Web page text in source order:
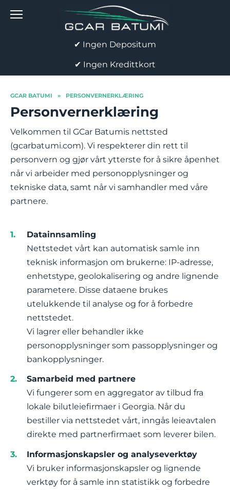
✔ Ingen Depositum
✔ Ingen Kredittkort
GCAR BATUMI » PERSONVERNERKLÆRING
Personvernerklæring
Velkommen til GCar Batumis nettsted
(gcarbatumi.com). Vi respekterer din rett til
personvern og gjør vårt ytterste for å sikre åpenhet
når vi arbeider med personopplysninger og
tekniske data, samt når vi samhandler med våre
partnere.
Datainnsamling
Nettstedet vårt kan automatisk samle inn
teknisk informasjon om brukerne: IP-adresse,
enhetstype, geolokalisering og andre lignende
parametere. Disse dataene brukes
utelukkende til analyse og for å forbedre
nettstedet.
Vi lagrer eller behandler ikke
personopplysninger som passopplysninger og
bankopplysninger.
Samarbeid med partnere
Vi fungerer som en aggregator av tilbud fra
lokale bilutleiefirmaer i Georgia. Når du
bestiller via nettstedet vårt, inngås leieavtalen
direkte med partnerfirmaet som leverer bilen.
Informasjonskapsler og analyseverktøy
Vi bruker informasjonskapsler og lignende
verktøy for å samle inn statistikk og forbedre